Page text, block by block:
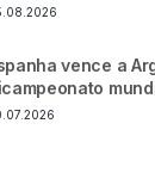
vence a